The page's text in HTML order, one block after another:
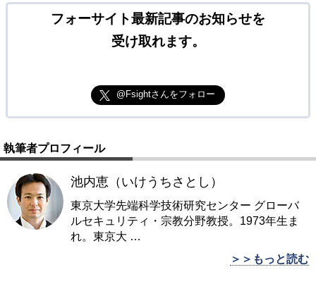
フォーサイト最新記事のお知らせを
受け取れます。
@Fsightさんをフォロー
執筆者プロフィール
池内恵（いけうちさとし）
東京大学先端科学技術研究センター グローバ
ルセキュリティ・宗教分野教授。1973年生ま
れ。東京大 …
＞＞もっと読む